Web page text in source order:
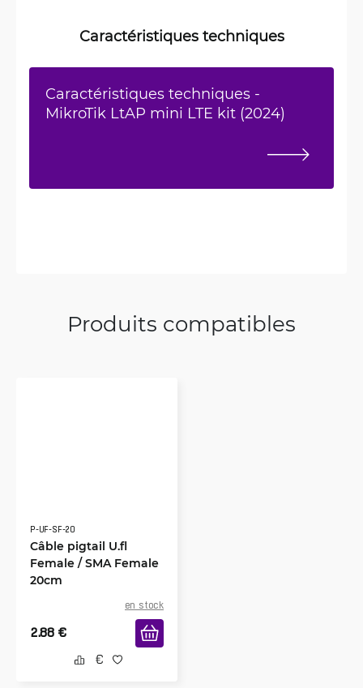
Caractéristiques techniques
Caractéristiques techniques -
MikroTik LtAP mini LTE kit (2024)
Produits compatibles
P-UF-SF-20
Câble pigtail U.fl
Female / SMA Female
20cm
en stock
2.88 €